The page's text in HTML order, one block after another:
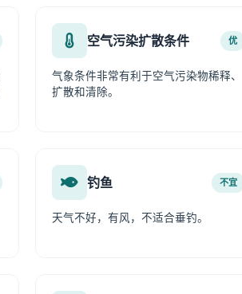
空气污染扩散条件 优
气象条件非常有利于空气污染物稀释、
扩散和清除。
钓鱼 不宜
天气不好，有风，不适合垂钓。